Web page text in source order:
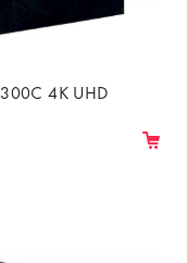
300C 4K UHD